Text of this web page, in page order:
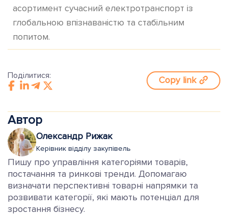
асортимент сучасний електротранспорт із
глобальною впізнаваністю та стабільним
попитом.
Поділитися: Copy link
Автор
Олександр Рижак
Керівник відділу закупівель
Пишу про управління категоріями товарів,
постачання та ринкові тренди. Допомагаю
визначати перспективні товарні напрямки та
розвивати категорії, які мають потенціал для
зростання бізнесу.